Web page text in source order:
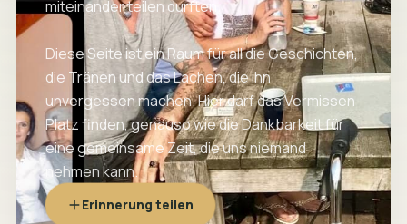
miteinander teilen durften.
Diese Seite ist ein Raum für all die Geschichten,
die Tränen und das Lachen, die ihn
unvergessen machen. Hier darf das Vermissen
Platz finden, genauso wie die Dankbarkeit für
eine gemeinsame Zeit, die uns niemand
nehmen kann.
Erinnerung teilen